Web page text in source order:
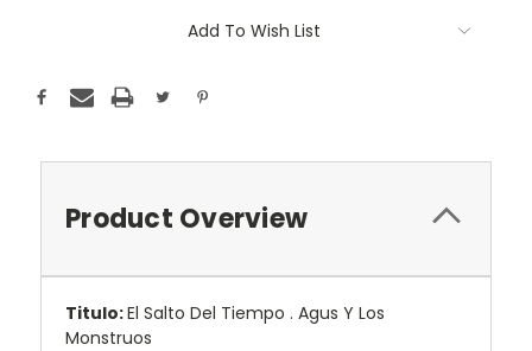
Add To Wish List
Product Overview
Titulo:El Salto Del Tiempo . Agus Y Los
Monstruos